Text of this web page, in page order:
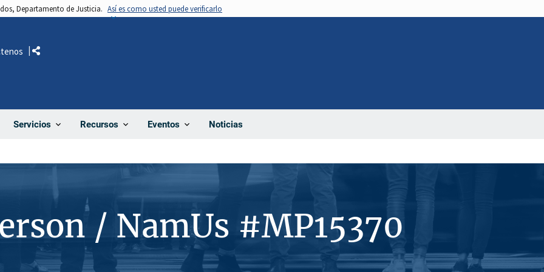
Departamento de Justicia. Así es como usted puede verificarlo
Servicios Recursos Eventos Noticias
Comparte
/ NamUs #MP15370